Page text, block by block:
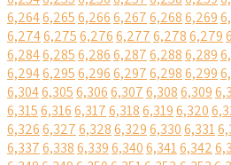
6,2646,2656,2666,2676,2686,269
6,2746,2756,2766,2776,2786,279
6,2846,2856,2866,2876,2886,289
6,2946,2956,2966,2976,2986,299
6,3046,3056,3066,3076,3086,309
6,3156,3166,3176,3186,3196,320
6,3266,3276,3286,3296,3306,331
6,3376,3386,3396,3406,3416,342